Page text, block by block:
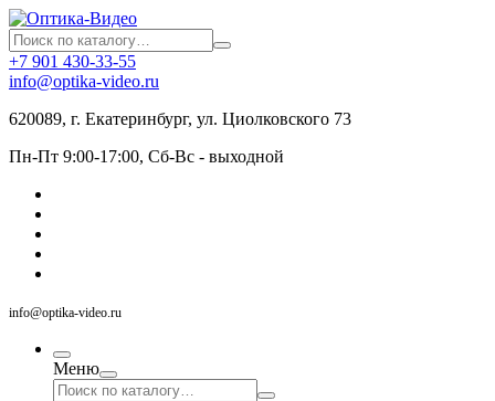
+7 901 430-33-55
info@optika-video.ru
620089, г. Екатеринбург, ул. Циолковского 73
Пн-Пт 9:00-17:00, Сб-Вс - выходной
info@optika-video.ru
Меню